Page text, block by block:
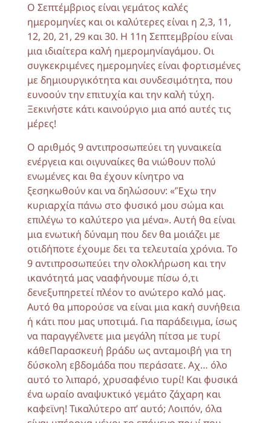
Ο Σεπτέμβριος είναι γεμάτος καλές
ημερομηνίες και οι καλύτερες είναι η 2,3, 11,
12, 20, 21, 29 και 30. Η 11η Σεπτεμβρίου είναι
μια ιδιαίτερα καλή ημερομηνίαγάμου. Οι
συγκεκριμένες ημερομηνίες είναι φορτισμένες
με δημιουργικότητα και συνδεσιμότητα, που
ευνοούν την επιτυχία και την καλή τύχη.
Ξεκινήστε κάτι καινούργιο μια από αυτές τις
μέρες!
Ο αριθμός 9 αντιπροσωπεύει τη γυναικεία
ενέργεια και οιγυναίκες θα νιώθουν πολύ
ενωμένες και θα έχουν κίνητρο να
ξεσηκωθούν και να δηλώσουν: «’Έχω την
κυριαρχία πάνω στο φυσικό μου σώμα και
επιλέγω το καλύτερο για μένα». Αυτή θα είναι
μια ενωτική δύναμη που δεν θα μοιάζει με
οτιδήποτε έχουμε δει τα τελευταία χρόνια. Το
9 αντιπροσωπεύει την ολοκλήρωση και την
ικανότητά μας νααφήνουμε πίσω ό,τι
δενεξυπηρετεί πλέον το ανώτερο καλό μας.
Αυτό θα μπορούσε να είναι μια κακή συνήθεια
ή κάτι που μας υποτιμά. Για παράδειγμα, ίσως
να παραγγέλνετε μια μεγάλη πίτσα με τυρί
κάθεΠαρασκευή βράδυ ως ανταμοιβή για τη
δύσκολη εβδομάδα που περάσατε. Αχ… όλο
αυτό το λιπαρό, χρυσαφένιο τυρί! Και φυσικά
ένα ωραίο αναψυκτικό γεμάτο ζάχαρη και
καφεϊνη! Τικαλύτερο απ’ αυτό; Λοιπόν, όλα